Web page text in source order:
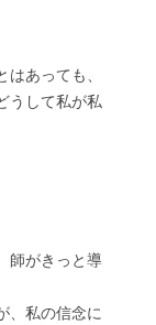
あっても、
うして私が私
師がきっと導
、私の信念に